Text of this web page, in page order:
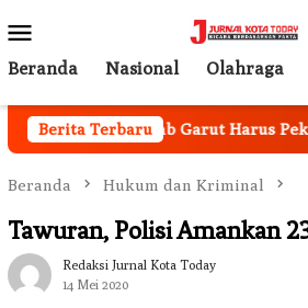
ke
kontenMobile
Beranda Nasional Olahraga
Berita Terbaru
Pemkab Garut Harus Peka
Beranda Hukum dan Kriminal
Tawuran, Polisi Amankan
Redaksi Jurnal Kota Today
14 Mei 2020